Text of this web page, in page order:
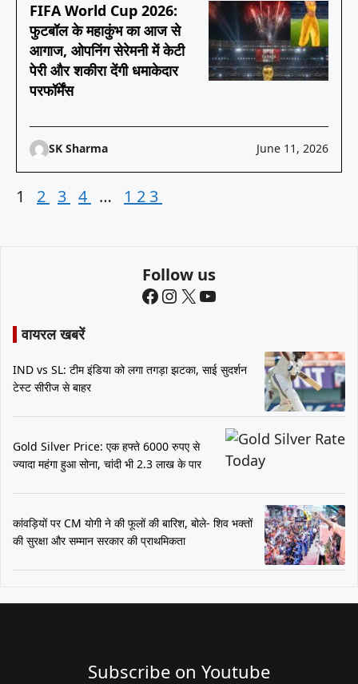
FIFA World Cup 2026:
फुटबॉल के महाकुंभ का आज से
आगाज, ओपनिंग सेरेमनी में केटी
पेरी और शकीरा देंगी धमाकेदार
परफॉर्मेंस
SK Sharma June 11, 2026
1 2 3 4 … 123
Follow us
Facebook
Instagram
X YouTube
वायरल खबरें
IND vs SL: टीम इंडिया को लगा तगड़ा झटका, साई सुदर्शन
टेस्ट सीरीज से बाहर
Gold Silver Price: एक हफ्ते 6000 रुपए से
ज्यादा महंगा हुआ सोना, चांदी भी 2.3 लाख के पार
कांवड़ियों पर CM योगी ने की फूलों की बारिश, बोले- शिव भक्तों
की सुरक्षा और सम्मान सरकार की प्राथमिकता
Subscribe on Youtube​